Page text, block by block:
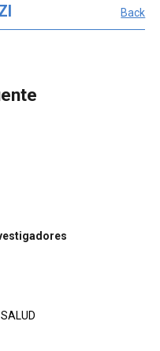
Back
SALUD